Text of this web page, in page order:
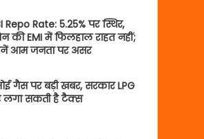
Repo Rate: 5.25% पर स्थिर,
की EMI में फिलहाल राहत नहीं;
आम जनता पर असर
गैस पर बड़ी खबर, सरकार LPG
लगा सकती है टैक्स